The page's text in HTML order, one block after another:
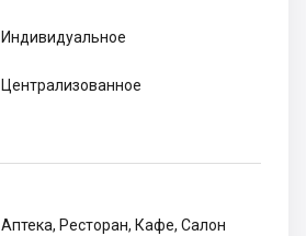
Индивидуальное
Централизованное
Аптека, Ресторан, Кафе, Салон